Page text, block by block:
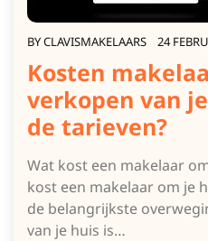
BYCLAVISMAKELAARS 24
Kosten
verkopen van
de tarieven?
Wat kost een makelaar
kost een makelaar om je
de belangrijkste
van je huis is…